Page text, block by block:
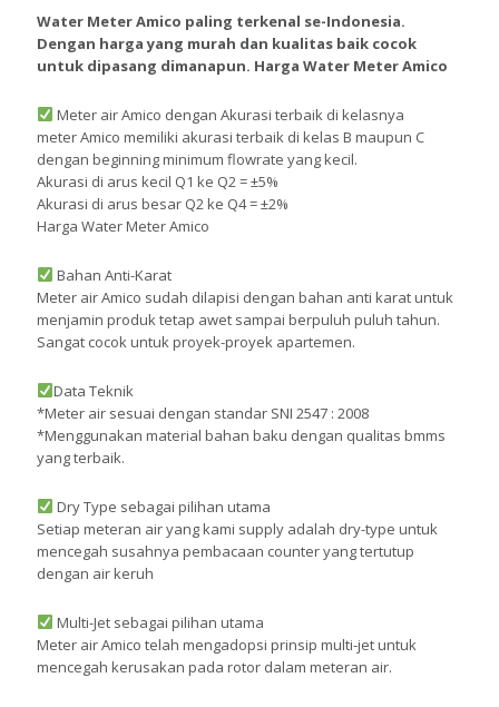
Water Meter Amico paling terkenal se-Indonesia.
Dengan harga yang murah dan kualitas baik cocok
untuk dipasang dimanapun. Harga Water Meter Amico
Meter air Amico dengan Akurasi terbaik di kelasnya
meter Amico memiliki akurasi terbaik di kelas B maupun C
dengan beginning minimum flowrate yang kecil.
Akurasi di arus kecil Q1 ke Q2 = ±5%
Akurasi di arus besar Q2 ke Q4 = ±2%
Harga Water Meter Amico
Bahan Anti-Karat
Meter air Amico sudah dilapisi dengan bahan anti karat untuk
menjamin produk tetap awet sampai berpuluh puluh tahun.
Sangat cocok untuk proyek-proyek apartemen.
Data Teknik
*Meter air sesuai dengan standar SNI 2547 : 2008
*Menggunakan material bahan baku dengan qualitas bmms
yang terbaik.
Dry Type sebagai pilihan utama
Setiap meteran air yang kami supply adalah dry-type untuk
mencegah susahnya pembacaan counter yang tertutup
dengan air keruh
Multi-Jet sebagai pilihan utama
Meter air Amico telah mengadopsi prinsip multi-jet untuk
mencegah kerusakan pada rotor dalam meteran air.